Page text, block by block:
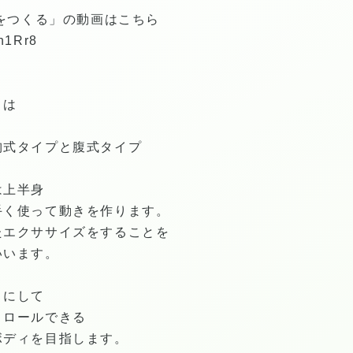
くる」の動画はこちら
タイプと腹式タイプ
半身
使って動きを作ります。
クササイズをすることを
ます。
して
ールできる
ィを目指します。